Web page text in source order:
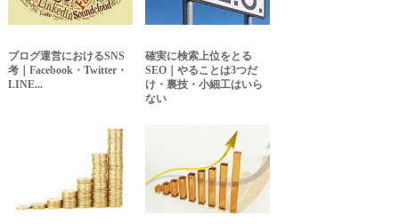
ブログ運営におけるSNS
考｜Facebook・Twitter・
LINE...
確実に検索上位をとる
SEO｜やることは3つだ
け・裏技・小細工はいら
ない